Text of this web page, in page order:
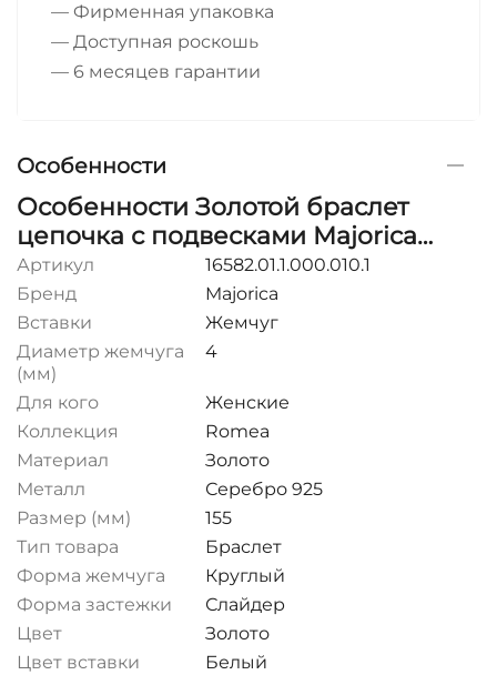
— Фирменная упаковка
— Доступная роскошь
— 6 месяцев гарантии
Особенности
Особенности Золотой браслет
цепочка с подвесками Majorica
Romea
Артикул
16582.01.1.000.010.1
Бренд
Majorica
Вставки
Жемчуг
Диаметр жемчуга
(мм)
4
Для кого
Женские
Коллекция
Romea
Материал
Золото
Металл
Серебро 925
Размер (мм)
155
Тип товара
Браслет
Форма жемчуга
Круглый
Форма застежки
Слайдер
Цвет
Золото
Цвет вставки
Белый